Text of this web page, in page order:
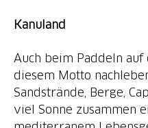
Kanuland
Auch beim Paddeln auf
diesem Motto
Sandstrände, Berge,
viel Sonne zusammen